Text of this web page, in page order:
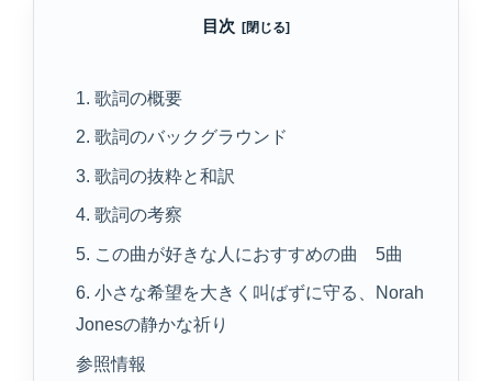
目次
1. 歌詞の概要
2. 歌詞のバックグラウンド
3. 歌詞の抜粋と和訳
4. 歌詞の考察
5. この曲が好きな人におすすめの曲 5曲
6. 小さな希望を大きく叫ばずに守る、Norah
Jonesの静かな祈り
参照情報